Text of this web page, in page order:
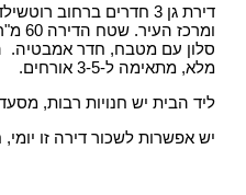
סלון עם מטבח, חדר אמבטיה.
מלא, מתאימה ל-3-5 אורחים.
ליד הבית יש חנויות רבות,
יש אפשרות לשכור דירה זו